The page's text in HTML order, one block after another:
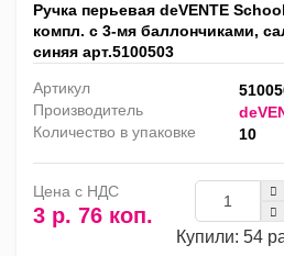
Ручка перьевая deVENTE
компл. с 3-мя баллончиками,
синяя арт.5100503
Артикул
Производитель
Количество в упаковке
10
Цена с НДС
3 р. 76 коп.
Купили: 54